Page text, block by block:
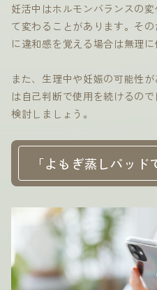
妊活中はホルモンバランスの
て変わることがあります。そ
に違和感を覚える場合は無理
また、生理中や妊娠の可能性
は自己判断で使用を続けるの
検討しましょう。
「よもぎ蒸しパッ